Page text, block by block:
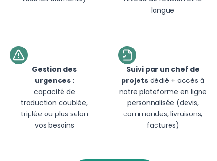
langue
Gestion des
urgences :
capacité de
traduction doublée,
triplée ou plus selon
vos besoins
Suivi par un chef de
projets dédié + accès à
notre plateforme en ligne
personnalisée (devis,
commandes, livraisons,
factures)